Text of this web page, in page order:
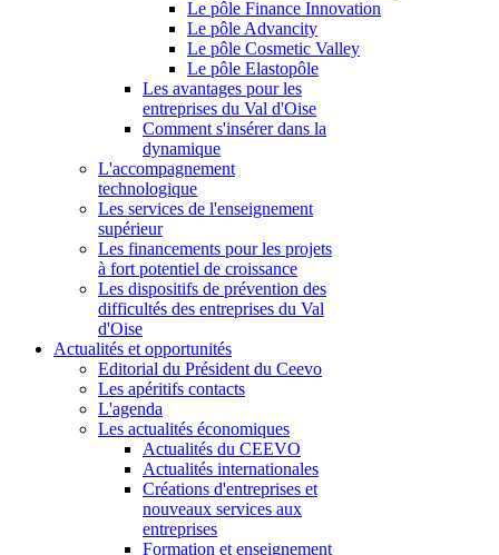
Le pôle Finance Innovation
Le pôle Advancity
Le pôle Cosmetic Valley
Le pôle Elastopôle
Les avantages pour les
entreprises du Val d'Oise
Comment s'insérer dans la
dynamique
L'accompagnement
technologique
Les services de l'enseignement
supérieur
Les financements pour les projets
à fort potentiel de croissance
Les dispositifs de prévention des
difficultés des entreprises du Val
d'Oise
Actualités et opportunités
Editorial du Président du Ceevo
Les apéritifs contacts
L'agenda
Les actualités économiques
Actualités du CEEVO
Actualités internationales
Créations d'entreprises et
nouveaux services aux
entreprises
Formation et enseignement